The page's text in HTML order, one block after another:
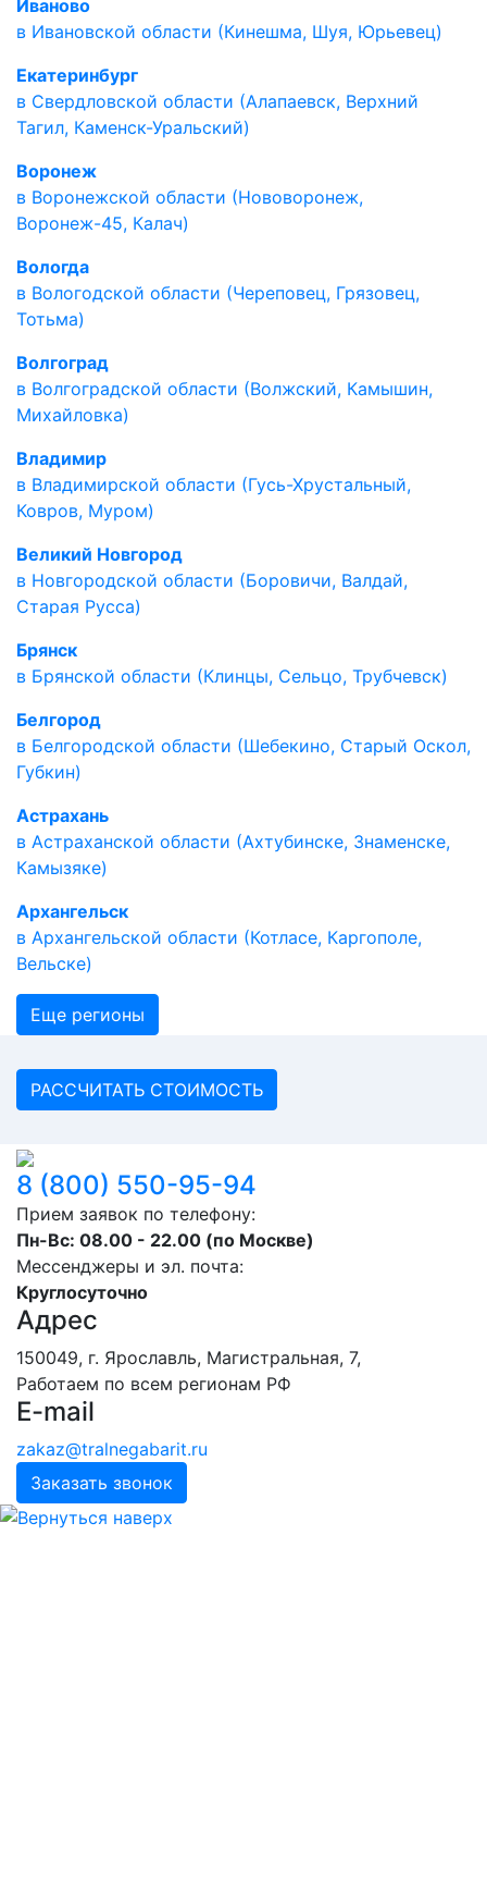
Иваново
в Ивановской области (Кинешма, Шуя, Юрьевец)
Екатеринбург
в Свердловской области (Алапаевск, Верхний
Тагил, Каменск-Уральский)
Воронеж
в Воронежской области (Нововоронеж,
Воронеж-45, Калач)
Вологда
в Вологодской области (Череповец, Грязовец,
Тотьма)
Волгоград
в Волгоградской области (Волжский, Камышин,
Михайловка)
Владимир
в Владимирской области (Гусь-Хрустальный,
Ковров, Муром)
Великий Новгород
в Новгородской области (Боровичи, Валдай,
Старая Русса)
Брянск
в Брянской области (Клинцы, Сельцо, Трубчевск)
Белгород
в Белгородской области (Шебекино, Старый Оскол,
Губкин)
Астрахань
в Астраханской области (Ахтубинске, Знаменске,
Камызяке)
Архангельск
в Архангельской области (Котласе, Каргополе,
Вельске)
Еще регионы
РАССЧИТАТЬ СТОИМОСТЬ
8 (800) 550-95-94
Прием заявок по телефону:
Пн-Вс: 08.00 - 22.00 (по Москве)
Мессенджеры и эл. почта:
Круглосуточно
Адрес
150049, г. Ярославль, ​Магистральная, 7,
Работаем по всем регионам РФ
E-mail
zakaz@tralnegabarit.ru
Заказать звонок